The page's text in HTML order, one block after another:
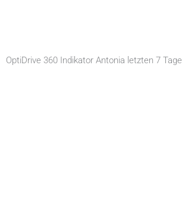
OptiDrive 360 Indikator Antonia letzten 7 Tage